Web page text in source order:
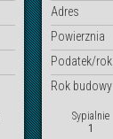
Adres
Powierznia
Podatek/rok
Rok budowy
Sypialnie
1